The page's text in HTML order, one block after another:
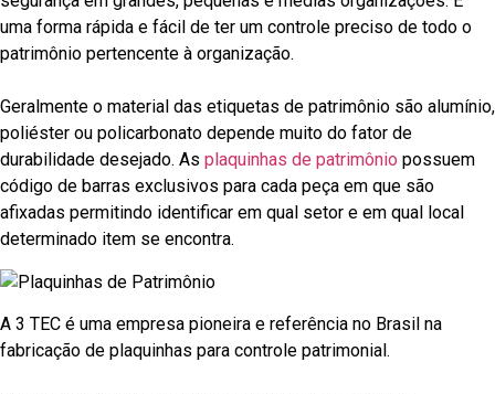
uma forma rápida e fácil de ter um controle preciso de todo o
patrimônio pertencente à organização.
Geralmente o material das etiquetas de patrimônio são alumínio,
poliéster ou policarbonato depende muito do fator de
durabilidade desejado. As plaquinhas de patrimônio possuem
código de barras exclusivos para cada peça em que são
afixadas permitindo identificar em qual setor e em qual local
determinado item se encontra.
A 3 TEC é uma empresa pioneira e referência no Brasil na
fabricação de plaquinhas para controle patrimonial.